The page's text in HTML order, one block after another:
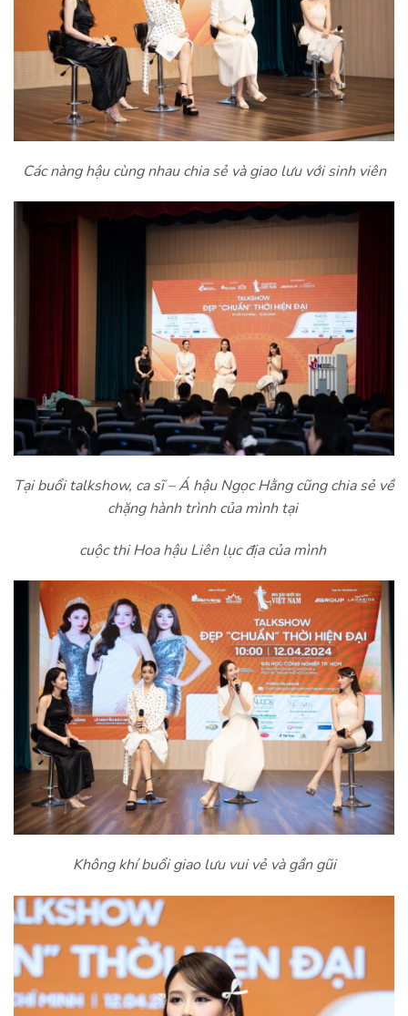
Các nàng hậu cùng nhau chia sẻ và giao lưu với sinh viên
Tại buổi talkshow, ca sĩ – Á hậu Ngọc Hằng cũng chia sẻ về
chặng hành trình của mình tại
cuộc thi Hoa hậu Liên lục địa của mình
Không khí buổi giao lưu vui vẻ và gần gũi